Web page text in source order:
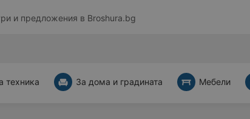
и предложения в Broshura.bg
техника За дома и градината Мебели